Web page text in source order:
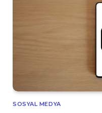
SOSYAL MEDYA